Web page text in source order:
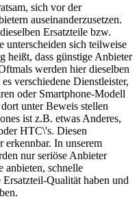
sich vor der
auseinanderzusetzen.
Ersatzteile bzw.
unterscheiden sich teilweise
heißt, dass günstige Anbieter
werden hier dieselben
verschiedene Dienstleister,
oder Smartphone-Modell
unter Beweis stellen
ist z.B. etwas Anderes,
HTC\'s. Diesen
erkennbar. In unserem
nur seriöse Anbieter
anbieten, schnelle
Qualität haben und